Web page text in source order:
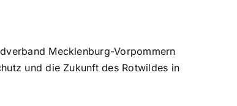
Mecklenburg-Vorpommern
und die Zukunft des Rotwildes in